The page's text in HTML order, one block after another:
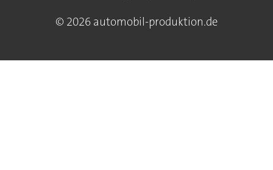
© 2026 automobil-produktion.de